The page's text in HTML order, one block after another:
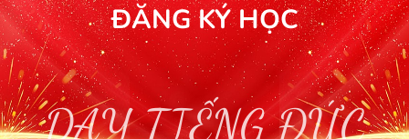
ĐĂNG KÝ HỌC
DẠY TIẾNG ĐỨC